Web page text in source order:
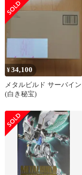
Battler DUNBINE」 魂ウ
ェブ商店限定
¥34,100
メタルビルド サーバイン
(白き秘宝)